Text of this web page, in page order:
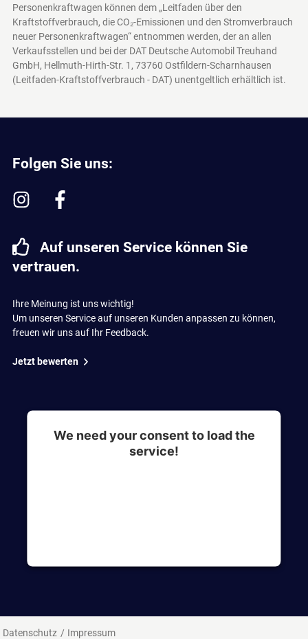
Personenkraftwagen können dem „Leitfaden über den
Kraftstoffverbrauch, die CO₂-Emissionen und den Stromverbrauch
neuer Personenkraftwagen“ entnommen werden, der an allen
Verkaufsstellen und bei der DAT Deutsche Automobil Treuhand
GmbH, Hellmuth-Hirth-Str. 1, 73760 Ostfildern-Scharnhausen
(Leitfaden-Kraftstoffverbrauch - DAT) unentgeltlich erhältlich ist.
Folgen Sie uns:
Auf unseren Service können Sie
vertrauen.
Ihre Meinung ist uns wichtig!
Um unseren Service auf unseren Kunden anpassen zu können,
freuen wir uns auf Ihr Feedback.
Jetzt bewerten
We need your consent to load the
service!
Datenschutz Impressum